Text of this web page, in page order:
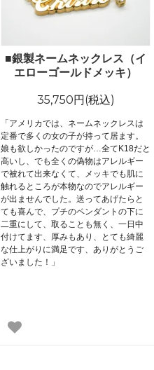
■銀製ネームネックレス（イ
エローゴールドメッキ）
35,750円(税込)
「アメリカでは、ネームネックレスは
定番で多くの女の子が持って居ます。
娘も欲しかったのですが…全てK18だと
高いし、でも全くの偽物はアレルギー
で被れて出来なくて、メッキでも肌に
触れるところが本物なのでアレルギー
が出ませんでした。送ってあげたらと
ても喜んで、プチのペンダントの下に
二重にして、取ることも無く、一日中
付けてます、厚みもあり、とても綺麗
な仕上がりに満足です、ありがとうご
ざいました！」